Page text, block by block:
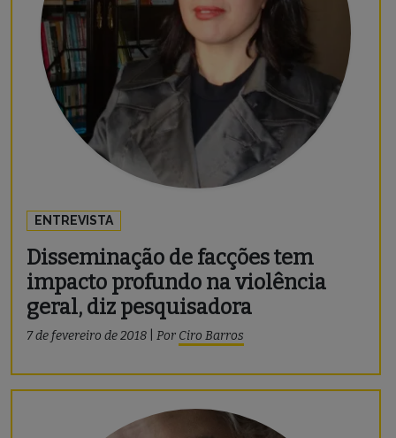
ENTREVISTA
Disseminação de facções tem
impacto profundo na violência
geral, diz pesquisadora
7 de fevereiro de 2018 Por Ciro Barros